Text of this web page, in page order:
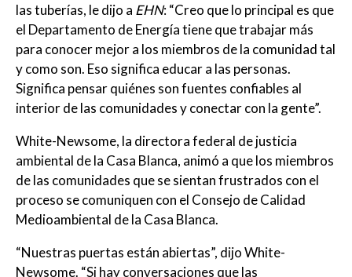
las tuberías, le dijo a EHN: “Creo que lo principal es que
el Departamento de Energía tiene que trabajar más
para conocer mejor a los miembros de la comunidad tal
y como son. Eso significa educar a las personas.
Significa pensar quiénes son fuentes confiables al
interior de las comunidades y conectar con la gente”.
White-Newsome, la directora federal de justicia
ambiental de la Casa Blanca, animó a que los miembros
de las comunidades que se sientan frustrados con el
proceso se comuniquen con el Consejo de Calidad
Medioambiental de la Casa Blanca.
“Nuestras puertas están abiertas”, dijo White-
Newsome. “Si hay conversaciones que las